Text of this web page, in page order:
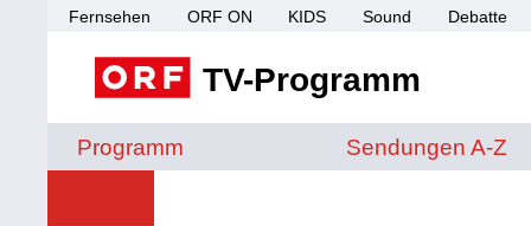
Fernsehen ORF ON KIDS Sound Debatte
TV-Programm
Programm Sendungen von
Sendungen A-Z